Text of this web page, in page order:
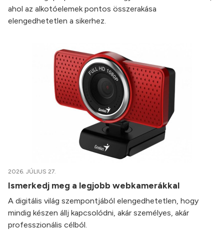
ahol az alkotóelemek pontos összerakása
elengedhetetlen a sikerhez.
2026. JÚLIUS 27.
Ismerkedj meg a legjobb webkamerákkal
A digitális világ szempontjából elengedhetetlen, hogy
mindig készen állj kapcsolódni, akár személyes, akár
professzionális célból.